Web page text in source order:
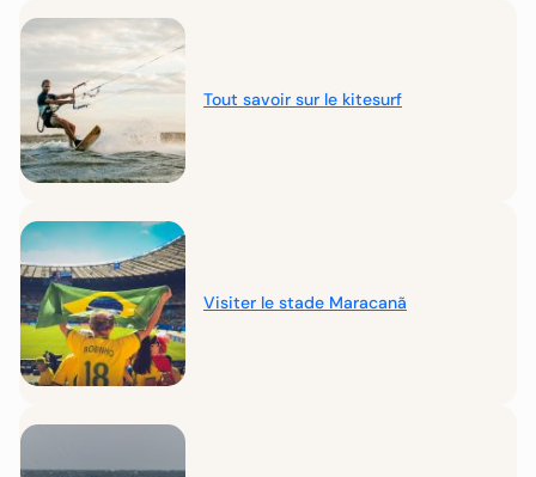
Tout savoir sur le kitesurf
Visiter le stade Maracanã